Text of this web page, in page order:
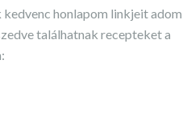
például az ecet, a
tisztítószerként való
vezetett. Ezeket az egyszerű,
tisztelik. Ahogy a
honlapom linkjeit adom
találhatnak recepteket a